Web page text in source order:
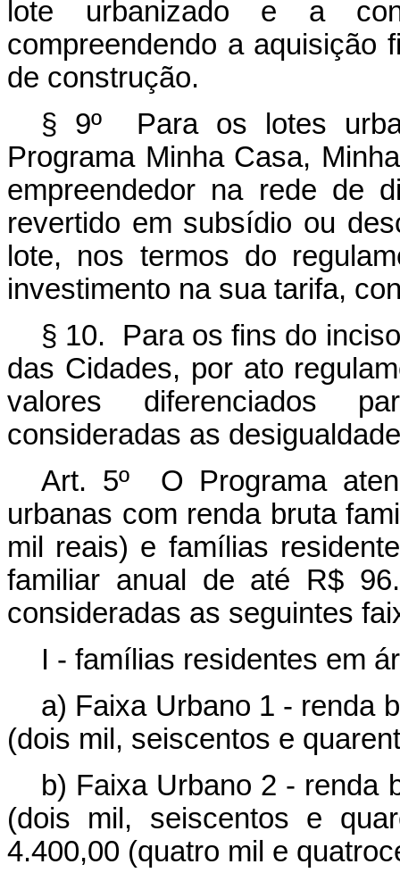
lote urbanizado e a
compreendendo a aquisição
de construção.
§ 9º Para os lotes
Programa Minha Casa,
empreendedor na rede de
revertido em subsídio ou
lote, nos termos do
investimento na sua tarifa,
§ 10. Para os fins do
das Cidades, por ato
valores diferenciados
consideradas as
Art. 5º
O Programa
urbanas com renda bruta
mil reais) e famílias
familiar anual de até R$
consideradas as seguintes
I - famílias residentes em
a) Faixa Urbano 1 - renda
(dois mil, seiscentos e
b) Faixa Urbano 2 - renda
(dois mil, seiscentos e
4.400,00 (quatro mil e